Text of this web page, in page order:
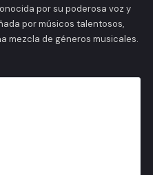
por su poderosa voz y
por músicos talentosos,
mezcla de géneros musicales.